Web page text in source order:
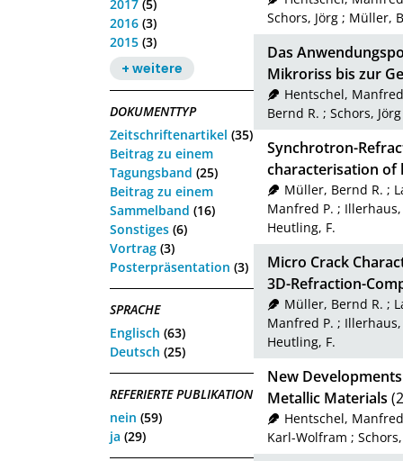
2017 (5)
2016 (3)
2015 (3)
+ weitere
DOKUMENTTYP
Zeitschriftenartikel (35)
Beitrag zu einem
Tagungsband (25)
Beitrag zu einem
Sammelband (16)
Sonstiges (6)
Vortrag (3)
Posterpräsentation (3)
SPRACHE
Englisch (63)
Deutsch (25)
REFERIERTE PUBLIKATION
nein (59)
ja (29)
Schors, Jörg ; Müller,
Das
Mikroriss bis zur
Hentschel,
Bernd R. ; Schors, Jörg
Synchrotron-
characterisation of
Müller, Bernd R. ;
Manfred P. ;
Heutling, F.
Micro Crack
3D-Refraction-
Müller, Bernd R. ;
Manfred P. ;
Heutling, F.
New
Metallic Materials
Hentschel,
Karl-Wolfram ;